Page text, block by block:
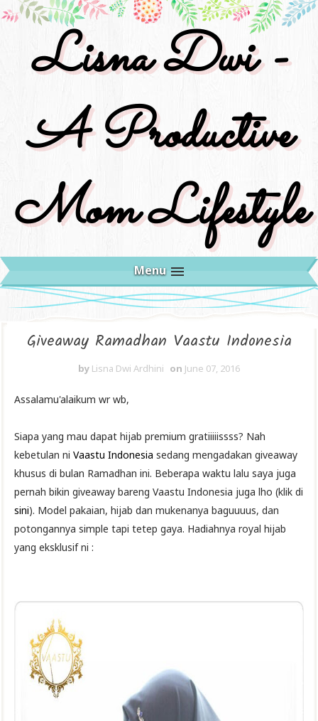
Lisna Dwi -
A Productive
Mom Lifestyle
Menu
Giveaway Ramadhan Vaastu Indonesia
by Lisna Dwi Ardhini on June 07, 2016
Assalamu'alaikum wr wb,
Siapa yang mau dapat hijab premium gratiiiiissss? Nah
kebetulan ni Vaastu Indonesia sedang mengadakan giveaway
khusus di bulan Ramadhan ini. Beberapa waktu lalu saya juga
pernah bikin giveaway bareng Vaastu Indonesia juga lho (klik di
sini). Model pakaian, hijab dan mukenanya baguuuus, dan
potongannya simple tapi tetep gaya. Hadiahnya royal hijab
yang eksklusif ni :